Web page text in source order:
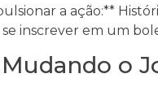
a ação:**
se inscrever em um
o